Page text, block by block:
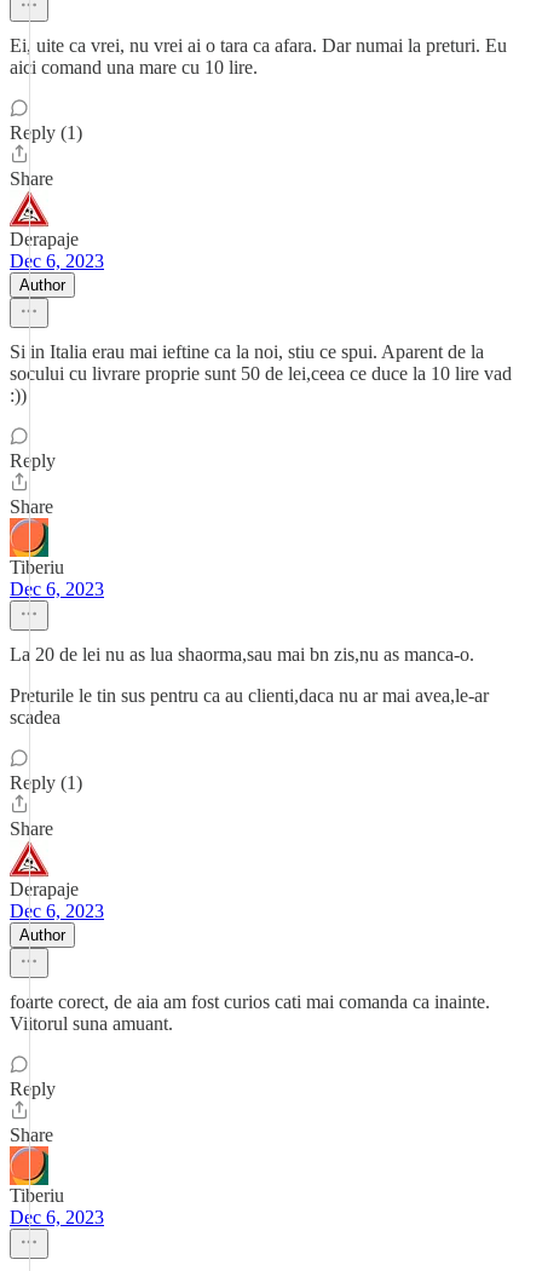
Ei, uite ca vrei, nu vrei ai o tara ca afara. Dar numai la preturi. Eu
aici comand una mare cu 10 lire.
Reply (1)
Share
Derapaje
Dec 6, 2023
Author
Si in Italia erau mai ieftine ca la noi, stiu ce spui. Aparent de la
socului cu livrare proprie sunt 50 de lei,ceea ce duce la 10 lire vad
:))
Reply
Share
Tiberiu
Dec 6, 2023
La 20 de lei nu as lua shaorma,sau mai bn zis,nu as manca-o.
Preturile le tin sus pentru ca au clienti,daca nu ar mai avea,le-ar
scadea
Reply (1)
Share
Derapaje
Dec 6, 2023
Author
foarte corect, de aia am fost curios cati mai comanda ca inainte.
Viitorul suna amuant.
Reply
Share
Tiberiu
Dec 6, 2023